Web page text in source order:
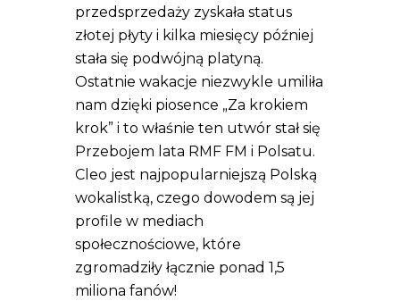
przedsprzedaży zyskała status
złotej płyty i kilka miesięcy później
stała się podwójną platyną.
Ostatnie wakacje niezwykle umiliła
nam dzięki piosence „Za krokiem
krok” i to właśnie ten utwór stał się
Przebojem lata RMF FM i Polsatu.
Cleo jest najpopularniejszą Polską
wokalistką, czego dowodem są jej
profile w mediach
społecznościowe, które
zgromadziły łącznie ponad 1,5
miliona fanów!